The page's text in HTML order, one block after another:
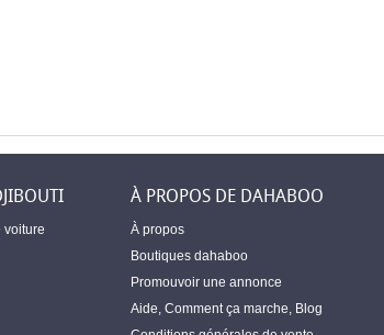
voiture
À PROPOS DE DAHABOO
À propos
Boutiques dahaboo
Promouvoir une annonce
Aide Comment ça marche Blog